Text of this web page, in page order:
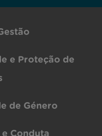
e Proteção de
de Género
Conduta